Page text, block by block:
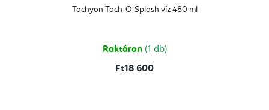
Tachyon Tach-O-Splash víz 480 ml
Raktáron (1 db)
Ft18 600